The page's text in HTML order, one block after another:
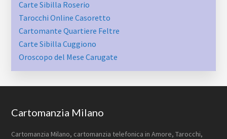
Carte Sibilla Roserio
Tarocchi Online Casoretto
Cartomante Quartiere Feltre
Carte Sibilla Cuggiono
Oroscopo del Mese Carugate
Footer
Cartomanzia Milano
Cartomanzia Milano, cartomanzia telefonica in Amore, Tarocchi,